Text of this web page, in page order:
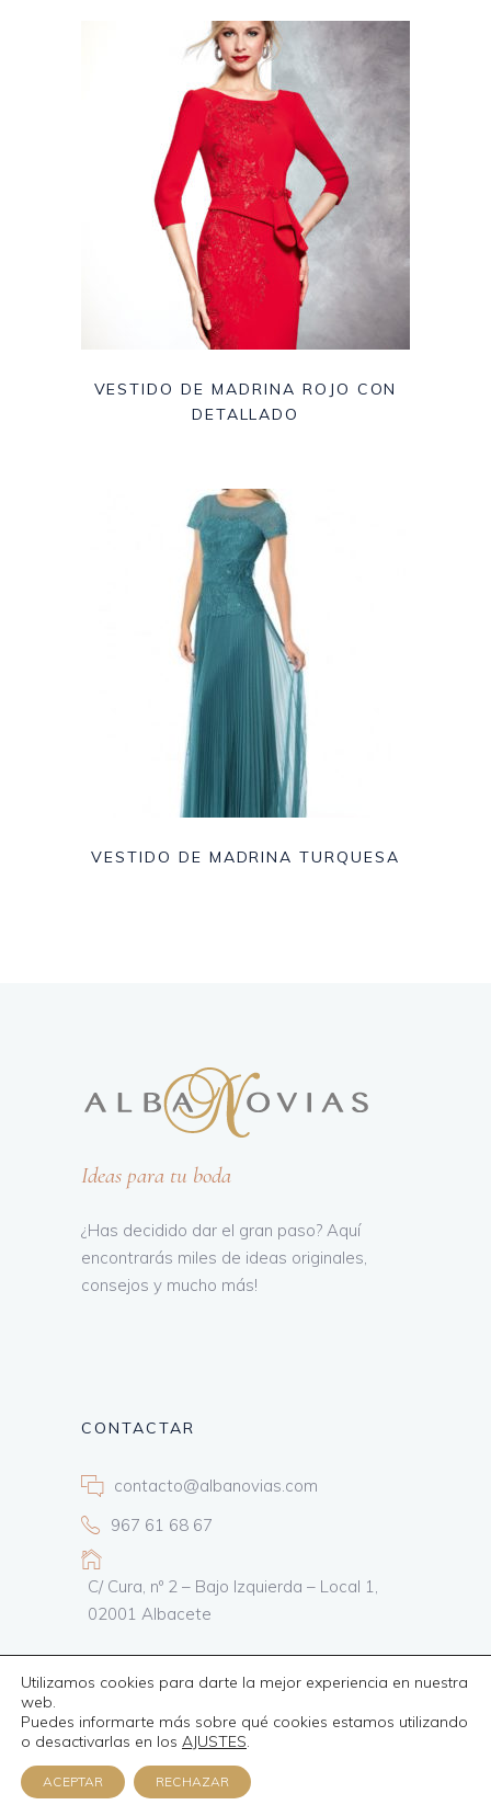
VESTIDO DE MADRINA ROJO CON
DETALLADO
VESTIDO DE MADRINA TURQUESA
Ideas para tu boda
¿Has decidido dar el gran paso? Aquí
encontrarás miles de ideas originales,
consejos y mucho más!
CONTACTAR
contacto@albanovias.com
967 61 68 67
C/ Cura, nº 2 – Bajo Izquierda – Local 1,
02001 Albacete
Todos los derechos reservadosInformática24
Política de privacidad
legal–Cesión de imágenes
Utilizamos cookies para darte la mejor experiencia en nuestra
web.
Puedes informarte más sobre qué cookies estamos utilizando
o desactivarlas en los AJUSTES.
ACEPTAR RECHAZAR